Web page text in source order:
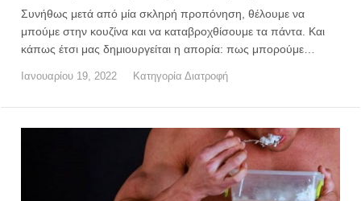
Συνήθως μετά από μία σκληρή προπόνηση, θέλουμε να
μπούμε στην κουζίνα και να καταβροχθίσουμε τα πάντα. Και
κάπως έτσι μας δημιουργείται η απορία: πως μπορούμε…
Ιανουαρίου 19, 2022 Κατηγορία Διατροφή